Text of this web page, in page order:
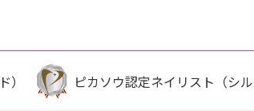
ピカソウ認定ネイリスト（シル